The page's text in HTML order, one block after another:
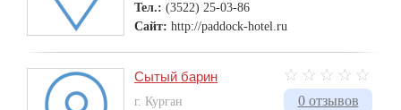
Тел.: (3522) 25-03-86
Сайт: http://paddock-hotel.ru
0 отзывов
Сытый барин
г. Курган